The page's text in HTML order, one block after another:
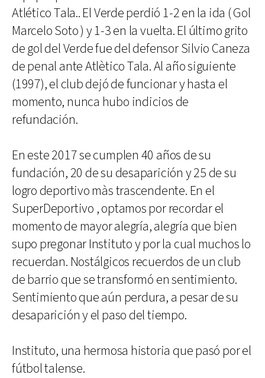
Atlético Tala.. El Verde perdió 1-2 en la ida ( Gol
Marcelo Soto ) y 1-3 en la vuelta. El último grito
de gol del Verde fue del defensor Silvio Caneza
de penal ante Atlètico Tala. Al año siguiente
(1997), el club dejó de funcionar y hasta el
momento, nunca hubo indicios de
refundación.
En este 2017 se cumplen 40 años de su
fundación, 20 de su desaparición y 25 de su
logro deportivo màs trascendente. En el
SuperDeportivo , optamos por recordar el
momento de mayor alegría, alegría que bien
supo pregonar Instituto y por la cual muchos lo
recuerdan. Nostálgicos recuerdos de un club
de barrio que se transformó en sentimiento.
Sentimiento que aún perdura, a pesar de su
desaparición y el paso del tiempo.
Instituto, una hermosa historia que pasó por el
fútbol talense.